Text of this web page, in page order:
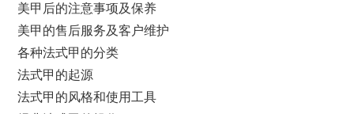
美甲后的注意事项及保养
美甲的售后服务及客户维护
各种法式甲的分类
法式甲的起源
法式甲的风格和使用工具